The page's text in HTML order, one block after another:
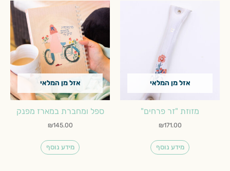
אזל מן המלאי
מזוזת "זר פרחים"
₪171.00
מידע נוסף
אזל מן המלאי
ספל ומחברת במארז מפנק
₪145.00
מידע נוסף